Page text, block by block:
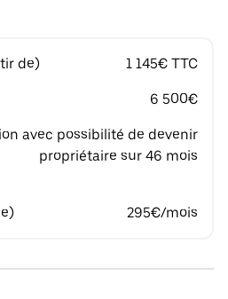
de) 1 145€ TTC
6 500€
avec possibilité de devenir
propriétaire sur 46 mois
295€/mois